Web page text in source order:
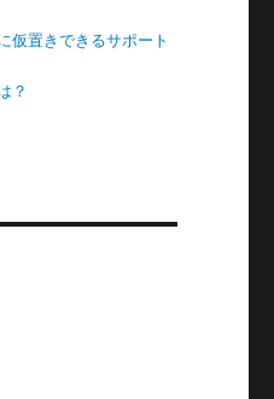
仮置きできるサポート
？